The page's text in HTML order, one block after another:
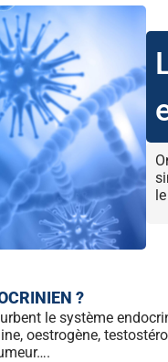
?
le système
oestrogène,